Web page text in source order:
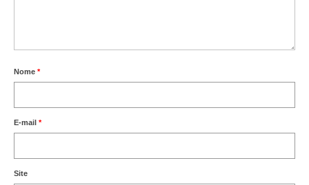
Nome *
E-mail *
Site